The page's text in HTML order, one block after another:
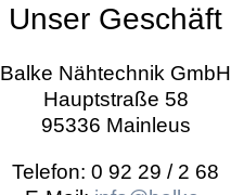
Unser Geschäft
Balke Nähtechnik GmbH
Hauptstraße 58
95336 Mainleus
Telefon: 0 92 29 / 2 68